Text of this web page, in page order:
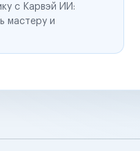
с Карвэй ИИ:
мастеру и